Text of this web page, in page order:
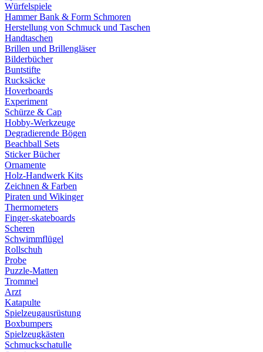
Würfelspiele
Hammer Bank & Form Schmoren
Herstellung von Schmuck und Taschen
Handtaschen
Brillen und Brillengläser
Bilderbücher
Buntstifte
Rucksäcke
Hoverboards
Experiment
Schürze & Cap
Hobby-Werkzeuge
Degradierende Bögen
Beachball Sets
Sticker Bücher
Ornamente
Holz-Handwerk Kits
Zeichnen & Farben
Piraten und Wikinger
Thermometers
Finger-skateboards
Scheren
Schwimmflügel
Rollschuh
Probe
Puzzle-Matten
Trommel
Arzt
Katapulte
Spielzeugausrüstung
Boxbumpers
Spielzeugkästen
Schmuckschatulle